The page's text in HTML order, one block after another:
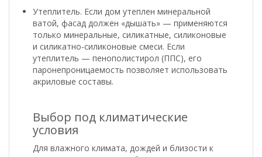
Утеплитель. Если дом утеплен минеральной
ватой, фасад должен «дышать» — применяются
только минеральные, силикатные, силиконовые
и силикатно-силиконовые смеси. Если
утеплитель — пенополистирол (ППС), его
паронепроницаемость позволяет использовать
акриловые составы.
Выбор под климатические
условия
Для влажного климата, дождей и близости к